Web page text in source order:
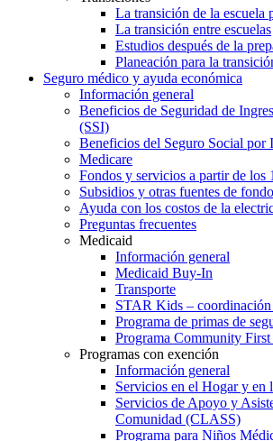
La transición de la escuela
La transición entre escuelas
Estudios después de la
Planeación para la
Seguro médico y ayuda económica
Información general
Beneficios de Seguridad de
(SSI)
Beneficios del Seguro Social por
Medicare
Fondos y servicios a partir de los
Subsidios y otras fuentes de
Ayuda con los costos de la
Preguntas frecuentes
Medicaid
Información general
Medicaid Buy-In
Transporte
STAR Kids – coordinación
Programa de primas de
Programa Community
Programas con exención
Información general
Servicios en el Hogar y en
Servicios de Apoyo y
Comunidad (CLASS)
Programa para Niños